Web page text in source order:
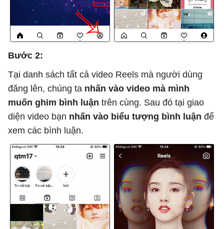
Bước 2:
Tại danh sách tất cả video Reels mà người dùng
đăng lên, chúng ta nhấn vào video mà mình
muốn ghim bình luận trên cùng. Sau đó tại giao
diện video bạn nhấn vào biểu tượng bình luận để
xem các bình luận.